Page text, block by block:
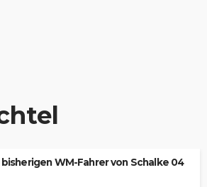
bisherigen WM-Fahrer von Schalke 04